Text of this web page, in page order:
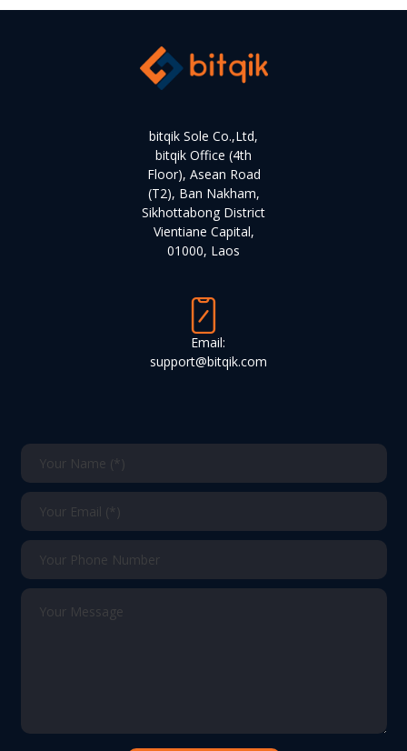
bitqik Sole Co.,Ltd,
bitqik Office (4th
Floor), Asean Road
(T2), Ban Nakham,
Sikhottabong District
Vientiane Capital,
01000, Laos
Email:
support@bitqik.com